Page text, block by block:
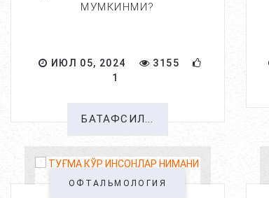
МУМКИНМИ?
ИЮЛ 05, 2024
3155
1
БАТАФСИЛ...
ОФТАЛЬМОЛОГИЯ